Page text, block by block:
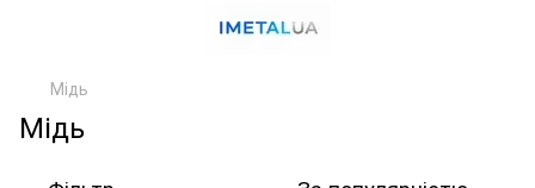
Мідь
Мідь